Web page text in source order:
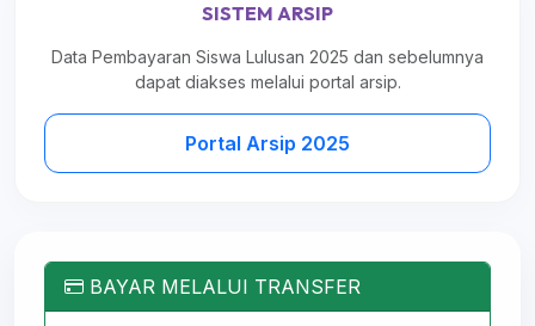
SISTEM ARSIP
Data Pembayaran Siswa Lulusan 2025 dan sebelumnya
dapat diakses melalui portal arsip.
Portal Arsip 2025
BAYAR MELALUI TRANSFER